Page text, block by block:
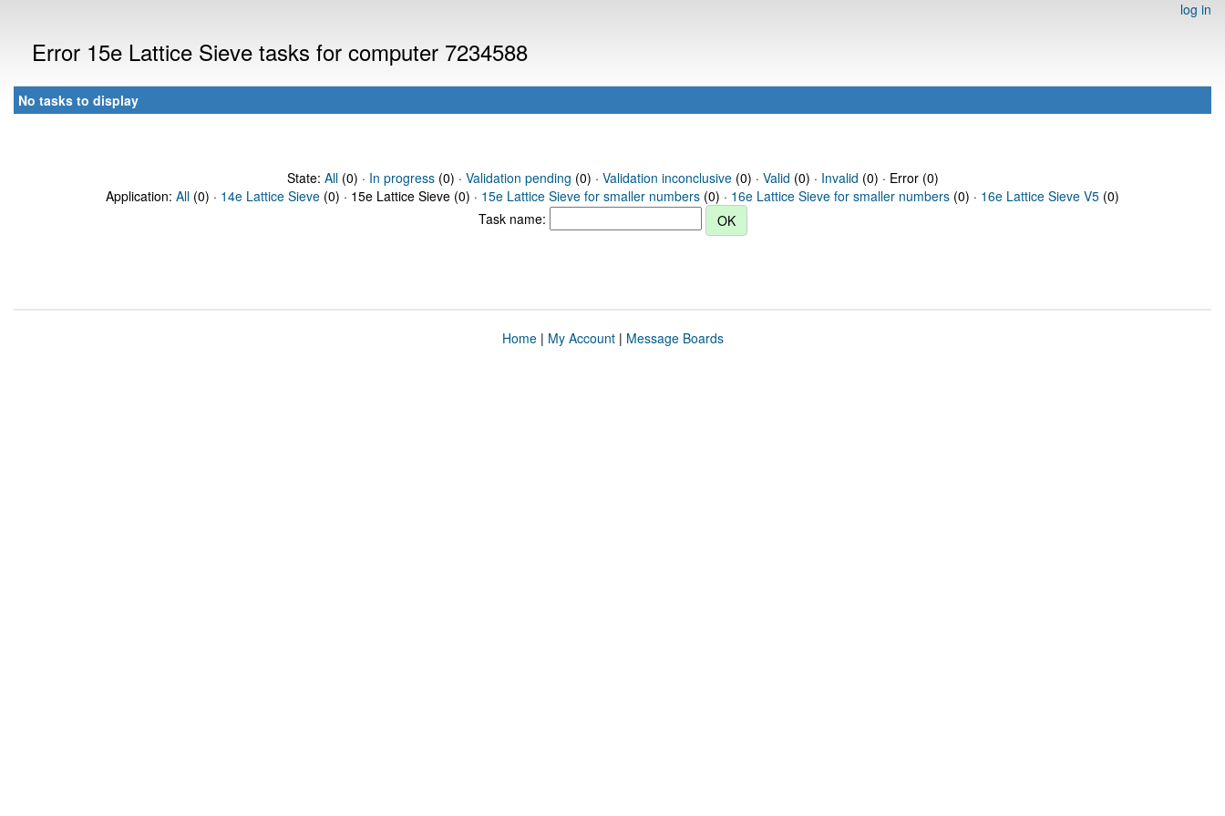
log in
Error 15e Lattice Sieve tasks for computer 7234588
No tasks to display
State: All(0) · In progress(0) · Validation pending (0) · Validation inconclusive(0) · Valid (0) · Invalid (0) · Error (0)
Application: All (0) · 14e Lattice Sieve (0) · 15e Lattice Sieve (0) · 15e Lattice Sieve for smaller numbers (0) · 16e Lattice Sieve for smaller numbers (0) · 16e Lattice Sieve V5 (0)
Task name:
Home| My Account| Message Boards